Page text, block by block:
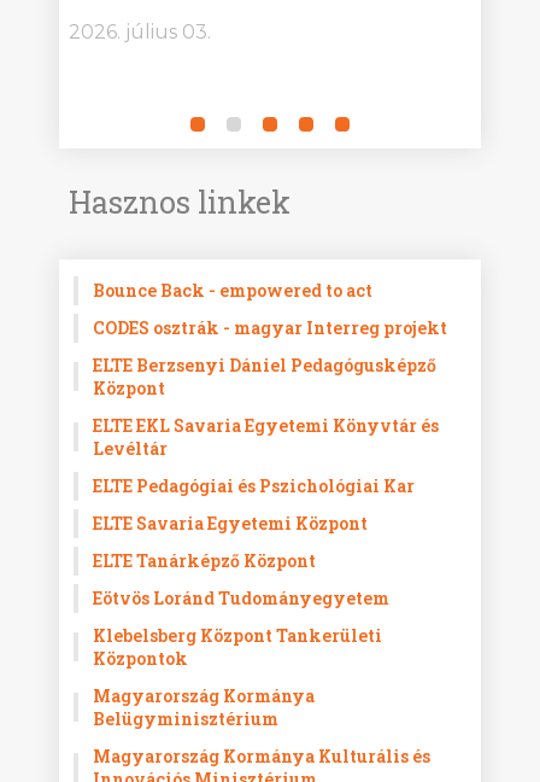
2026. július 03.
Hasznos linkek
Bounce Back - empowered to act
CODES osztrák - magyar Interreg projekt
ELTE Berzsenyi Dániel Pedagógusképző
Központ
ELTE EKL Savaria Egyetemi Könyvtár és
Levéltár
ELTE Pedagógiai és Pszichológiai Kar
ELTE Savaria Egyetemi Központ
ELTE Tanárképző Központ
Eötvös Loránd Tudományegyetem
Klebelsberg Központ Tankerületi
Központok
Magyarország Kormánya
Belügyminisztérium
Magyarország Kormánya Kulturális és